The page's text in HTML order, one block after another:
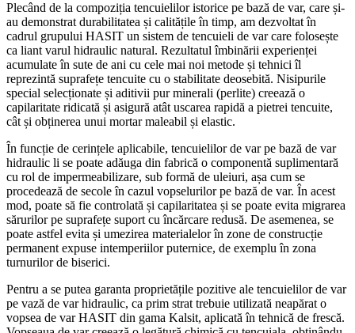
Plecând de la compoziția tencuielilor istorice pe bază de var, care și-
au demonstrat durabilitatea și calitățile în timp, am dezvoltat în
cadrul grupului HASIT un sistem de tencuieli de var care folosește
ca liant varul hidraulic natural. Rezultatul îmbinării experienței
acumulate în sute de ani cu cele mai noi metode și tehnici îl
reprezintă suprafețe tencuite cu o stabilitate deosebită. Nisipurile
special selecționate și aditivii pur minerali (perlite) creează o
capilaritate ridicată și asigură atât uscarea rapidă a pietrei tencuite,
cât și obținerea unui mortar maleabil și elastic.
În funcție de cerințele aplicabile, tencuielilor de var pe bază de var
hidraulic li se poate adăuga din fabrică o componentă suplimentară
cu rol de impermeabilizare, sub formă de uleiuri, așa cum se
procedează de secole în cazul vopselurilor pe bază de var. În acest
mod, poate să fie controlată și capilaritatea și se poate evita migrarea
sărurilor pe suprafețe suport cu încărcare redusă. De asemenea, se
poate astfel evita și umezirea materialelor în zone de construcție
permanent expuse intemperiilor puternice, de exemplu în zona
turnurilor de biserici.
Pentru a se putea garanta proprietățile pozitive ale tencuielilor de var
pe vază de var hidraulic, ca prim strat trebuie utilizată neapărat o
vopsea de var HASIT din gama Kalsit, aplicată în tehnică de frescă.